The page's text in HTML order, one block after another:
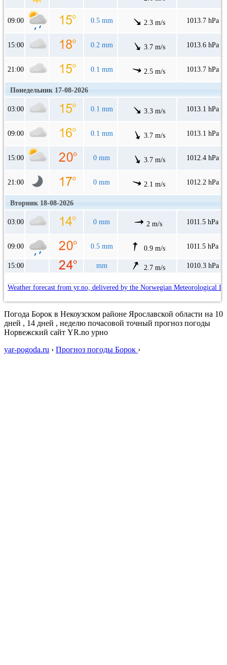
09:00 0.5 mm 2.3 m/s 1013.7 hPa
15:00 0.2 mm 3.7 m/s 1013.6 hPa
21:00 0.1 mm 2.5 m/s 1013.7 hPa
Понедельник 17-08-2026
03:00 0.1 mm 3.3 m/s 1013.1 hPa
09:00 0.1 mm 3.7 m/s 1013.1 hPa
15:00 0 mm 3.7 m/s 1012.4 hPa
21:00 0 mm 2.1 m/s 1012.2 hPa
Вторник 18-08-2026
03:00 0 mm 2 m/s 1011.5 hPa
09:00 0.5 mm 0.9 m/s 1011.5 hPa
15:00 mm 2.7 m/s 1010.3 hPa
Weather forecast from yr.no, delivered by the Norwegian Meteorological
Погода Борок в Некоузском районе Ярославской области на 10
дней , 14 дней , неделю почасовой точный прогноз погоды
Норвежский сайт YR.no урно
yar-pogoda.ru › Прогноз погоды Борок ›